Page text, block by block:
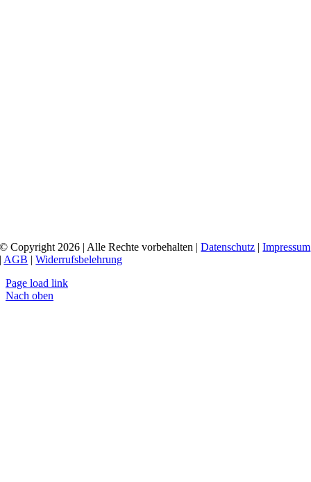
© Copyright 2026 | Alle Rechte vorbehalten |Datenschutz |Impressum
| AGB |Widerrufsbelehrung
Page load link
Nach oben